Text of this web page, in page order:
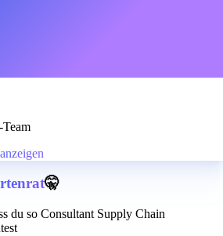
🤫
du so Consultant Supply Chain